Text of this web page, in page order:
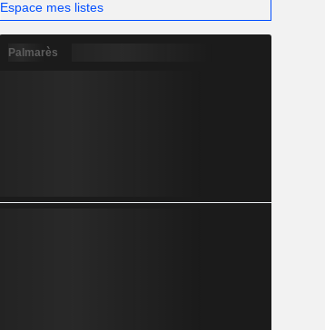
Espace mes listes
Palmarès